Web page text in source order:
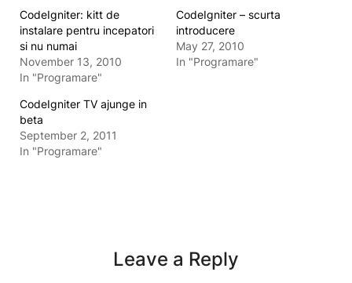
CodeIgniter: kitt de
instalare pentru incepatori
si nu numai
November 13, 2010
In "Programare"
CodeIgniter – scurta
introducere
May 27, 2010
In "Programare"
CodeIgniter TV ajunge in
beta
September 2, 2011
In "Programare"
Leave a Reply